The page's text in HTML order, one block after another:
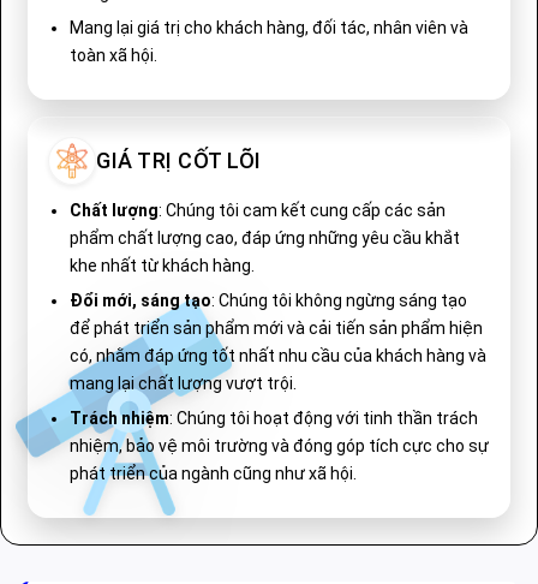
Mang lại giá trị cho khách hàng, đối tác, nhân viên và
toàn xã hội.
GIÁ TRỊ CỐT LÕI
Chất lượng: Chúng tôi cam kết cung cấp các sản
phẩm chất lượng cao, đáp ứng những yêu cầu khắt
khe nhất từ khách hàng.
Đổi mới, sáng tạo: Chúng tôi không ngừng sáng tạo
để phát triển sản phẩm mới và cải tiến sản phẩm hiện
có, nhằm đáp ứng tốt nhất nhu cầu của khách hàng và
mang lại chất lượng vượt trội.
Trách nhiệm: Chúng tôi hoạt động với tinh thần trách
nhiệm, bảo vệ môi trường và đóng góp tích cực cho sự
phát triển của ngành cũng như xã hội.